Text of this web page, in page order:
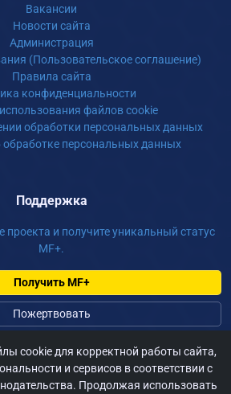
Вакансии
Новости сайта
Администрация
(Пользовательское соглашение)
Правила сайта
конфиденциальности
файлов cookie
обработки персональных данных
обработке персональных данных
Поддержка
проекта и получите уникальный статус
MF+.
Получить MF+
Пожертвовать
для фурри России, По всем вопросам:
admin@m-fur.ru
cookie для корректной работы сайта,
и сервисов в соответствии с
Продолжая использовать